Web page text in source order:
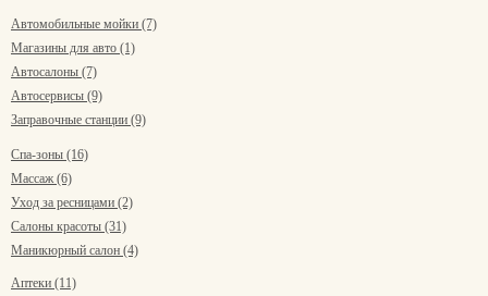
Автомобильные мойки (7)
Магазины для авто (1)
Автосалоны (7)
Автосервисы (9)
Заправочные станции (9)
Спа-зоны (16)
Массаж (6)
Уход за ресницами (2)
Салоны красоты (31)
Маникюрный салон (4)
Аптеки (11)